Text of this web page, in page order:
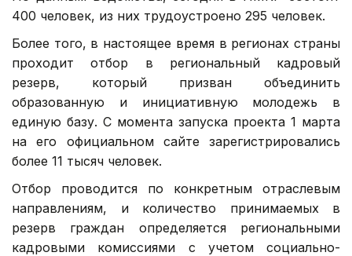
400 человек, из них трудоустроено 295 человек.
Более того, в настоящее время в регионах страны
проходит отбор в региональный кадровый
резерв, который призван объединить
образованную и инициативную молодежь в
единую базу. С момента запуска проекта 1 марта
на его официальном сайте зарегистрировались
более 11 тысяч человек.
Отбор проводится по конкретным отраслевым
направлениям, и количество принимаемых в
резерв граждан определяется региональными
кадровыми комиссиями с учетом социально-